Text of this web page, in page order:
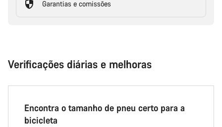
Garantias e comissões
Verificações diárias e melhoras
Encontra o tamanho de pneu certo para a
bicicleta